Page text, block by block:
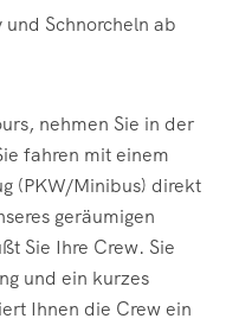
und Schnorcheln ab
nehmen Sie in der
fahren mit einem
(PKW/Minibus) direkt
geräumigen
Sie Ihre Crew. Sie
und ein kurzes
Ihnen die Crew ein